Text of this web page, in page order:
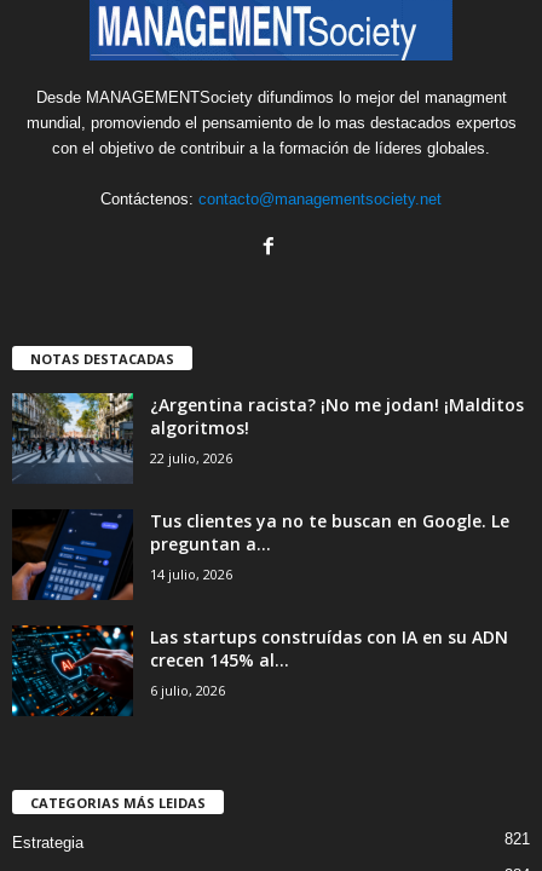
Desde MANAGEMENTSociety difundimos lo mejor del managment
mundial, promoviendo el pensamiento de lo mas destacados expertos
con el objetivo de contribuir a la formación de líderes globales.
Contáctenos: contacto@managementsociety.net
NOTAS DESTACADAS
¿Argentina racista? ¡No me jodan! ¡Malditos
algoritmos!
22 julio, 2026
Tus clientes ya no te buscan en Google. Le
preguntan a...
14 julio, 2026
Las startups construídas con IA en su ADN
crecen 145% al...
6 julio, 2026
CATEGORIAS MÁS LEIDAS
Estrategia 821